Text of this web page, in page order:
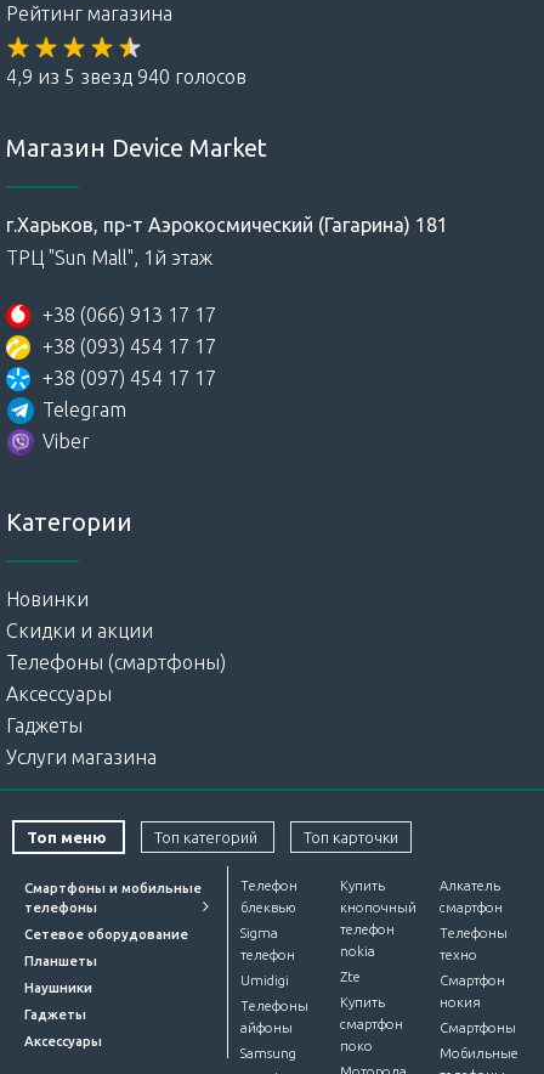
Рейтинг магазина
4,9 из 5 звезд 940 голосов
Магазин Device Market
г.Харьков, пр-т Аэрокосмический (Гагарина) 181
ТРЦ "Sun Mall", 1й этаж
+38 (066) 913 17 17
+38 (093) 454 17 17
+38 (097) 454 17 17
Telegram
Viber
Категории
Новинки
Скидки и акции
Телефоны (смартфоны)
Аксессуары
Гаджеты
Услуги магазина
Топ меню Топ категорий Топ карточки
Смартфоны и мобильные
телефоны
Сетевое оборудование
Планшеты
Наушники
Гаджеты
Аксессуары
Телефон
блеквью
Sigma
телефон
Umidigi
Телефоны
айфоны
Samsung
Купить
кнопочный
телефон
nokia
Zte
Купить
смартфон
поко
Алкатель
смартфон
Телефоны
техно
Смартфон
нокия
Смартфоны
Мобильные